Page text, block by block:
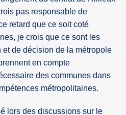
pas responsable de
retard que ce soit coté
je crois que ce sont les
de décision de la métropole
en compte
des communes dans
métropolitaines.
lors des discussions sur le